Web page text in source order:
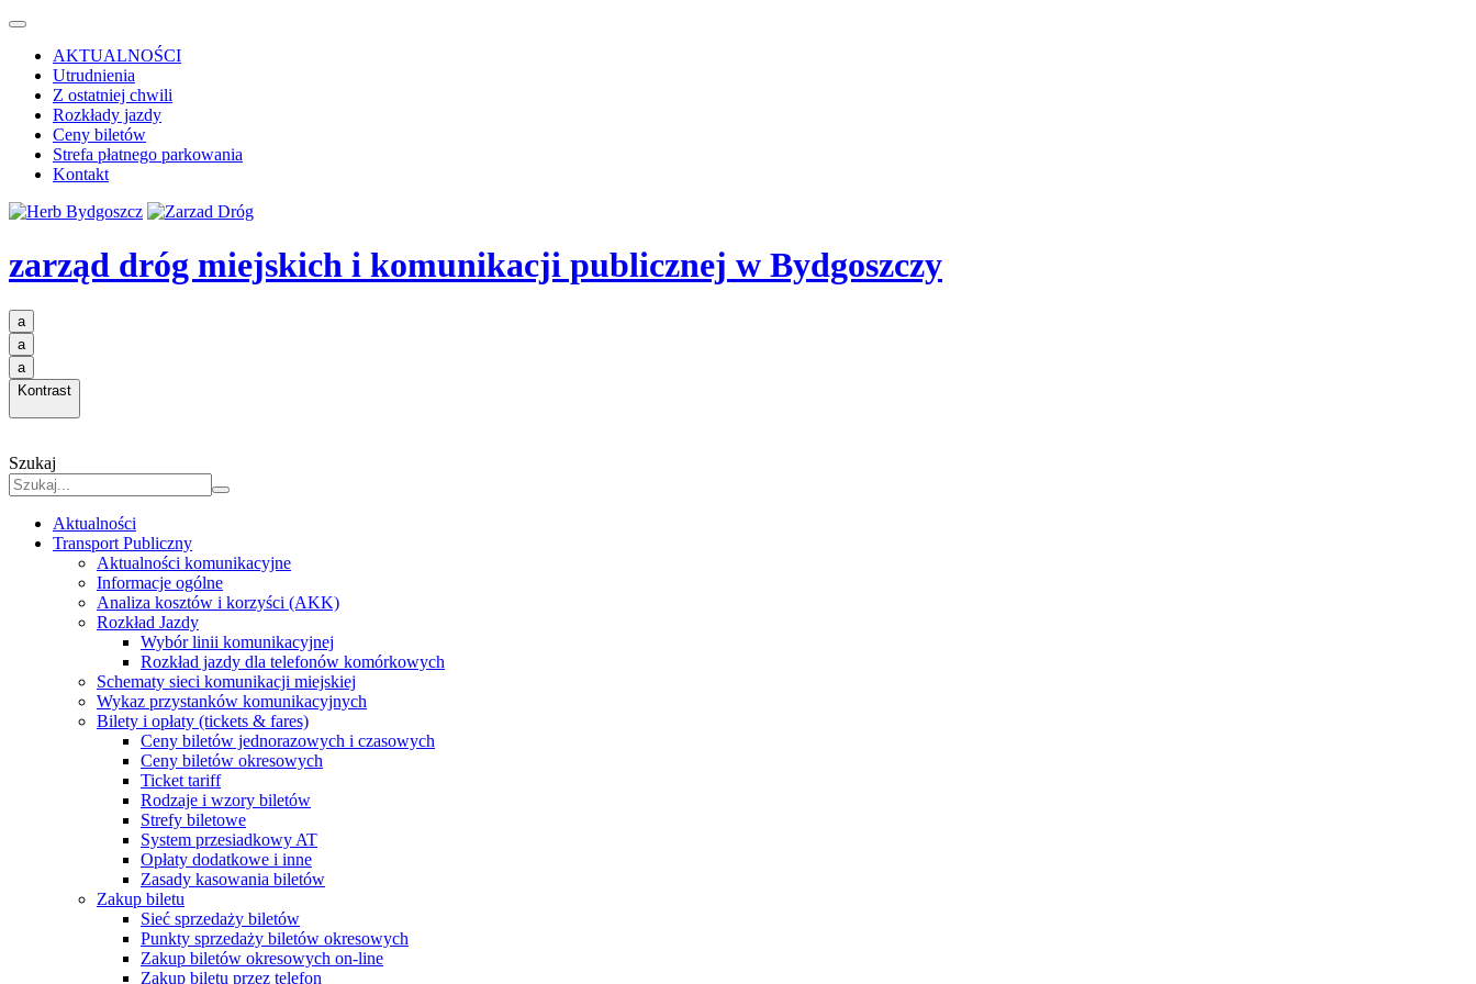
AKTUALNOŚCI
Utrudnienia
Z ostatniej chwili
Rozkłady jazdy
Ceny biletów
Strefa płatnego parkowania
Kontakt
zarząd dróg miejskich i komunikacji publicznej w Bydgoszczy
a
a
a
Kontrast
Szukaj
Aktualności
Transport Publiczny
Aktualności komunikacyjne
Informacje ogólne
Analiza kosztów i korzyści (AKK)
Rozkład Jazdy
Wybór linii komunikacyjnej
Rozkład jazdy dla telefonów komórkowych
Schematy sieci komunikacji miejskiej
Wykaz przystanków komunikacyjnych
Bilety i opłaty (tickets & fares)
Ceny biletów jednorazowych i czasowych
Ceny biletów okresowych
Ticket tariff
Rodzaje i wzory biletów
Strefy biletowe
System przesiadkowy AT
Opłaty dodatkowe i inne
Zasady kasowania biletów
Zakup biletu
Sieć sprzedaży biletów
Punkty sprzedaży biletów okresowych
Zakup biletów okresowych on-line
Zakup biletu przez telefon